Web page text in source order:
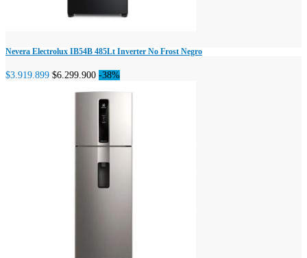
Nevera Electrolux IB54B 485Lt Inverter No Frost Negro
$3.919.899 $6.299.900 -38%